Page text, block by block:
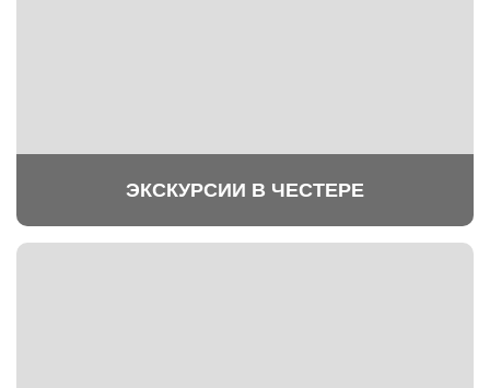
ЭКСКУРСИИ В ЧЕСТЕРЕ